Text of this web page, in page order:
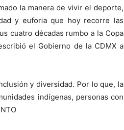
la manera de vivir el deporte,
y euforia que hoy recorre las
cuatro décadas rumbo a la Copa
el Gobierno de la CDMX a
y diversidad. Por lo que, la
indígenas, personas con